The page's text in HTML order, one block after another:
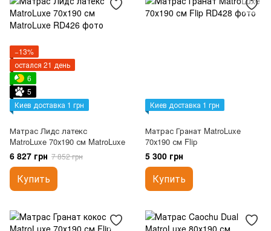
−13%
остался 21 день
6
5
Киев доставка 1 грн
Матрас Лидс латекс
MatroLuxe 70х190 см MatroLuxe
6 827 грн 7 852 грн
Купить
Киев доставка 1 грн
Матрас Гранат MatroLuxe
70х190 см Flip
5 300 грн
Купить